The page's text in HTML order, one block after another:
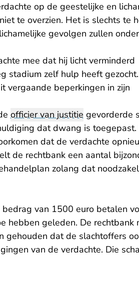
op de geestelijke en
te overzien. Het is slechts te
gevolgen zullen
mee dat hij licht verminderd
stadium zelf hulp heeft
vergaande beperkingen in zijn
officier van justitie gevorderde
dat dwang is toegepast.
dat de verdachte
de rechtbank een aantal
zolang dat
van 1500 euro betalen
hebben geleden. De rechtbank
gehouden dat de slachtoffers
van de verdachte. Die